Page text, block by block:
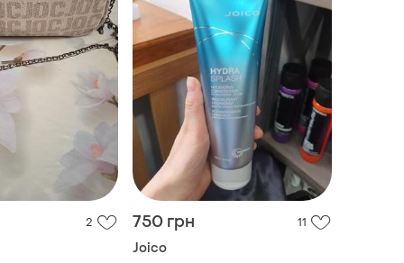
2 750 грн 11
Joico